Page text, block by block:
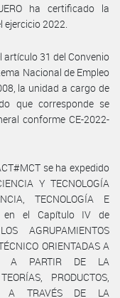
ha certificado la
2022.
artículo 31 del Convenio
Nacional de Empleo
la unidad a cargo de
que corresponde se
conforme CE-2022-
se ha expedido
Y TECNOLOGÍA
TECNOLOGÍA E
en el Capítulo IV de
AGRUPAMIENTOS
ORIENTADAS A
A PARTIR DE LA
PRODUCTOS,
A TRAVÉS DE LA